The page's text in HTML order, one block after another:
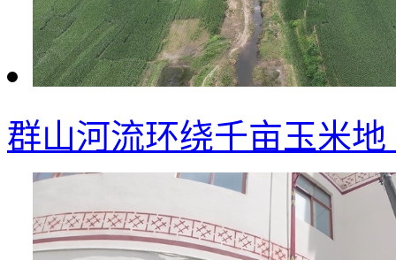
群山河流环绕千亩玉米地